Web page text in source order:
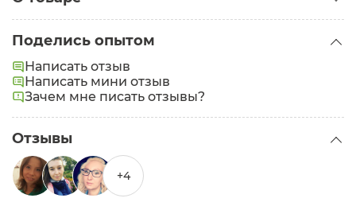
Поделись опытом
Написать отзыв
Написать мини отзыв
Зачем мне писать отзывы?
Отзывы
+4